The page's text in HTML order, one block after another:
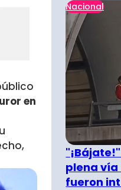
en
Nacional
plena vía
fueron